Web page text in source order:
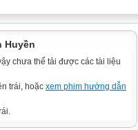
Huyền
chưa thể tải được các tài liệu
trái, hoặc xem phim hướng dẫn